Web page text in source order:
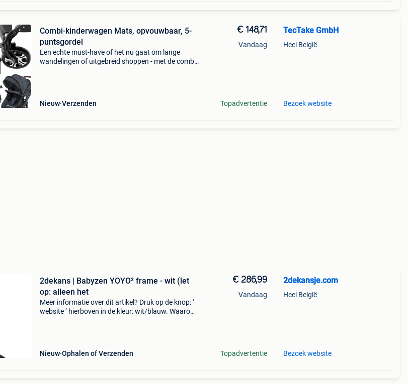
Combi-kinderwagen Mats, opvouwbaar, 5-
puntsgordel
Een echte must-have of het nu gaat om lange
wandelingen of uitgebreid shoppen - met de combi-
Nieuw Verzenden
€ 148,71
Vandaag
Topadvertentie
TecTake GmbH
Heel België
Bezoek website
2dekans | Babyzen YOYO² frame - wit (let
op: alleen het
Meer informatie over dit artikel? Druk op de knop: ‘
website ’ hierboven in de kleur: wit/blauw. Waarom
Nieuw Ophalen of Verzenden
€ 286,99
Vandaag
Topadvertentie
2dekansje.com
Heel België
Bezoek website